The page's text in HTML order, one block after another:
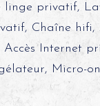
privatif,
Chaîne hifi,
Accès Internet
Micro-